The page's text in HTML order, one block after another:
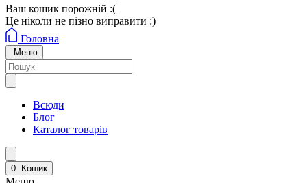
Ваш кошик порожній :(
Це ніколи не пізно виправити :)
Головна
Меню
Всюди
Блог
Каталог товарів
0 Кошик